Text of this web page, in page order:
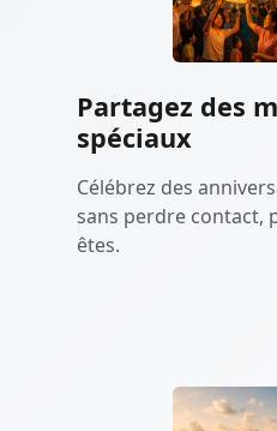
Partagez des
spéciaux
Célébrez des
sans perdre contact,
êtes.